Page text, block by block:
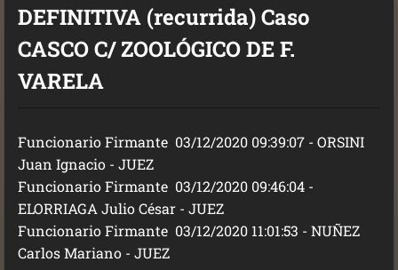
DEFINITIVA (recurrida) Caso
CASCO C/ ZOOLÓGICO DE F.
VARELA
Funcionario Firmante 03/12/2020 09:39:07 - ORSINI
Juan Ignacio - JUEZ
Funcionario Firmante 03/12/2020 09:46:04 -
ELORRIAGA Julio César - JUEZ
Funcionario Firmante 03/12/2020 11:01:53 - NUÑEZ
Carlos Mariano - JUEZ